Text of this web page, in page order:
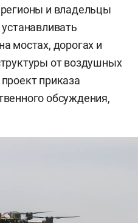
и владельцы
мостах, дорогах и
от воздушных
приказа
обсуждения,